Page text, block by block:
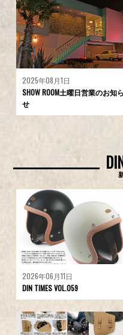
2025年08月1日
SHOW ROOM土曜日営業のお知ら
せ
2026年06月11日
DIN TIMES VOL.059